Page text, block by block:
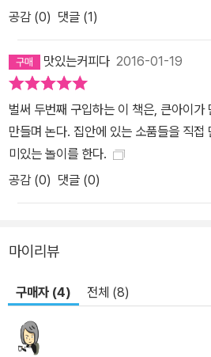
공감 (0) 댓글 (1)
맛있는커피다 2016-01-19
벌써 두번째 구입하는 이 책은, 큰아이가
만들며 논다. 집안에 있는 소품들을 직접
미있는 놀이를 한다.
공감 (0) 댓글 (0)
마이리뷰
구매자 (4) 전체 (8)